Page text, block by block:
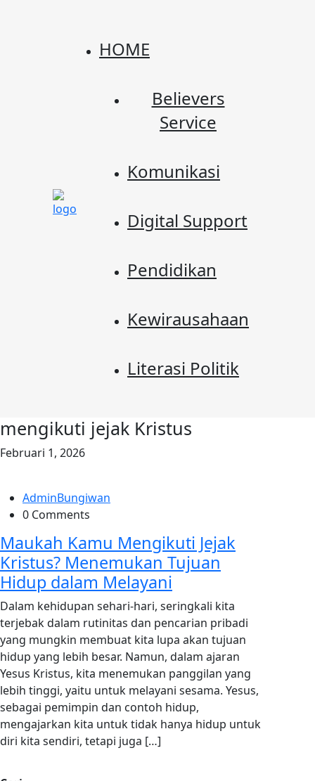
HOME
Believers
Service
Komunikasi
Digital Support
Pendidikan
Kewirausahaan
Literasi Politik
mengikuti jejak Kristus
Februari 1, 2026
AdminBungiwan
0 Comments
Maukah Kamu Mengikuti Jejak
Kristus? Menemukan Tujuan
Hidup dalam Melayani
Dalam kehidupan sehari-hari, seringkali kita
terjebak dalam rutinitas dan pencarian pribadi
yang mungkin membuat kita lupa akan tujuan
hidup yang lebih besar. Namun, dalam ajaran
Yesus Kristus, kita menemukan panggilan yang
lebih tinggi, yaitu untuk melayani sesama. Yesus,
sebagai pemimpin dan contoh hidup,
mengajarkan kita untuk tidak hanya hidup untuk
diri kita sendiri, tetapi juga […]